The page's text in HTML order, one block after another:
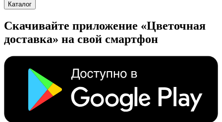
Каталог
Скачивайте приложение «Цветочная
доставка» на свой смартфон